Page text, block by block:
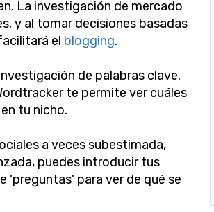
La investigación de mercado
y al tomar decisiones basadas
el blogging.
de palabras clave.
te permite ver cuáles
tu nicho.
a veces subestimada,
puedes introducir tus
'preguntas' para ver de qué se